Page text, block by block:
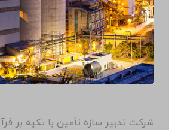
شرکت تدبیر سازه تأمین با تکیه بر